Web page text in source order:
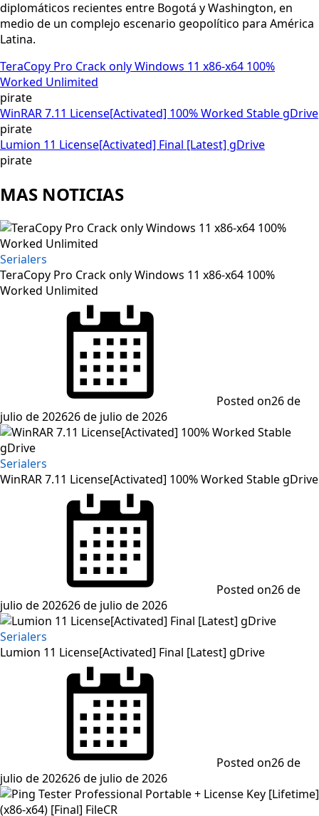
diplomáticos recientes entre Bogotá y Washington, en
medio de un complejo escenario geopolítico para América
Latina.
TeraCopy Pro Crack only Windows 11 x86-x64 100%
Worked Unlimited
pirate
WinRAR 7.11 License[Activated] 100% Worked Stable gDrive
pirate
Lumion 11 License[Activated] Final [Latest] gDrive
pirate
MAS NOTICIAS
Serialers
TeraCopy Pro Crack only Windows 11 x86-x64 100%
Worked Unlimited
Posted on26 de
julio de 202626 de julio de 2026
Serialers
WinRAR 7.11 License[Activated] 100% Worked Stable gDrive
Posted on26 de
julio de 202626 de julio de 2026
Serialers
Lumion 11 License[Activated] Final [Latest] gDrive
Posted on26 de
julio de 202626 de julio de 2026